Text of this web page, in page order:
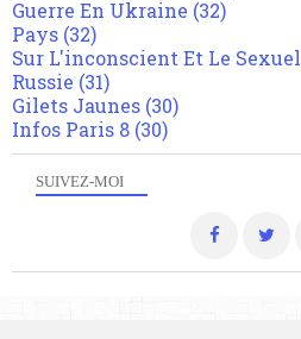
SUIVEZ-MOI
Guerre En Ukraine (32)
Pays (32)
Sur L'inconscient Et Le Sexuel
Russie (31)
Gilets Jaunes (30)
Infos Paris 8 (30)